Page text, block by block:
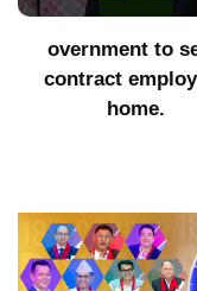
overnment to
contract
home.